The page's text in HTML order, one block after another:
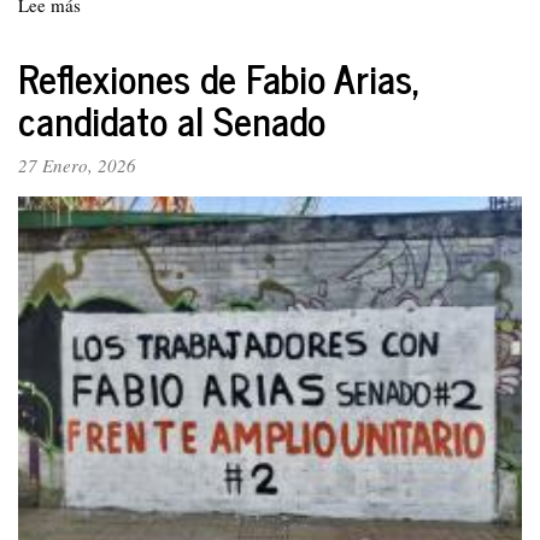
Lee más
pueblo
elegirá
su
senador,
Fabio
Arias,
vocero
de
los
trabajadores
y
trabajadoras
Reflexiones de Fabio Arias,
candidato al Senado
27 Enero, 2026